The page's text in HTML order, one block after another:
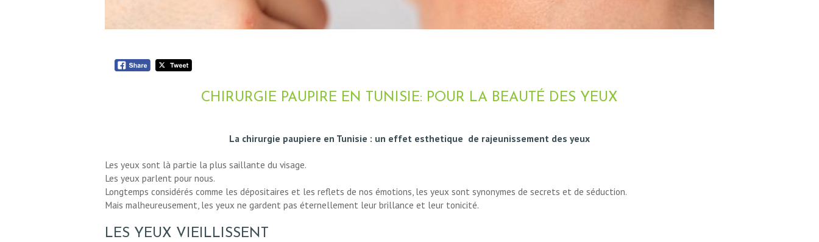
CHIRURGIE PAUPIRE EN TUNISIE: POUR LA BEAUTÉ DES YEUX
La chirurgie paupiere en Tunisie : un effet esthetique de rajeunissement des yeux
Les yeux sont là partie la plus saillante du visage.
Les yeux parlent pour nous.
Longtemps considérés comme les dépositaires et les reflets de nos émotions, les yeux sont synonymes de secrets et de séduction.
Mais malheureusement, les yeux ne gardent pas éternellement leur brillance et leur tonicité.
LES YEUX VIEILLISSENT